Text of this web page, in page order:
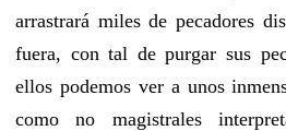
arrastrará miles de pecadores
fuera, con tal de purgar sus
ellos podemos ver a unos
como no magistrales